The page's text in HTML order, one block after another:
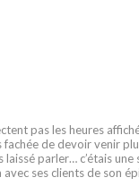
pas les heures
de devoir venir
laissé parler… c’étais
avec ses clients de son